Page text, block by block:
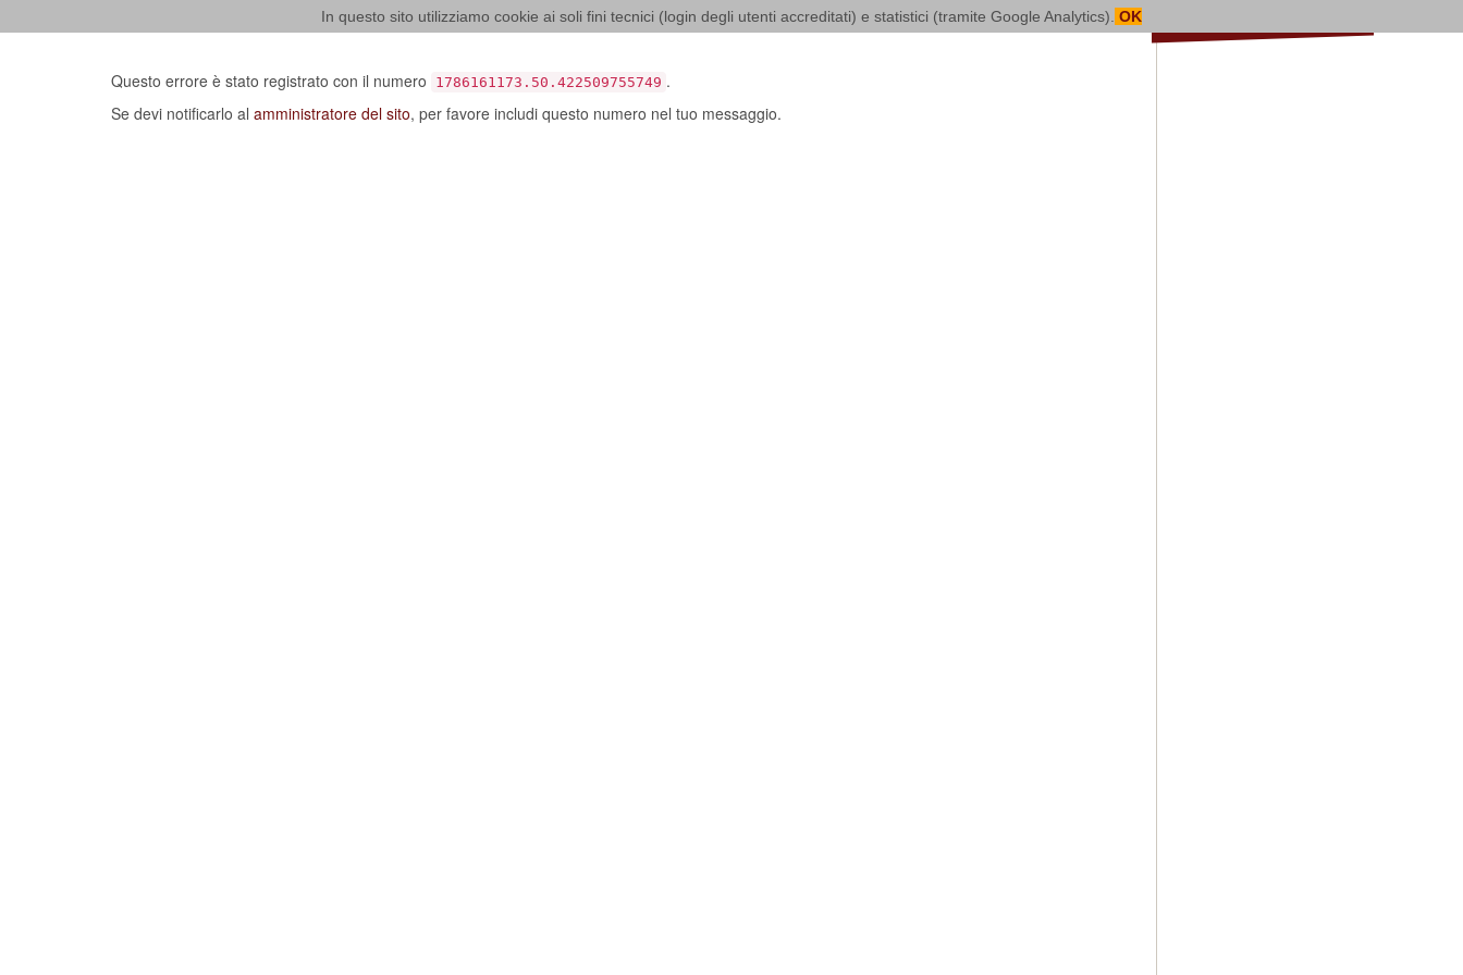
In questo sito utilizziamo cookie ai soli fini tecnici (login degli utenti accreditati) e statistici (tramite Google Analytics). OK
Ci dispiace, ma sembra si sia verificato un errore…
Questo errore è stato registrato con il numero 1786161173.50.422509755749 .
Se devi notificarlo al amministratore del sito, per favore includi questo numero nel tuo messaggio.